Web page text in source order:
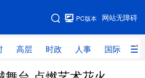
网站无障碍
PC版本
高层 时政 人事 国际 财
网站地图
层 时政 人事